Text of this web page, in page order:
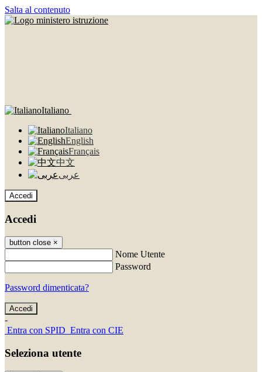
Salta al contenuto
Italiano
Italiano
English
Français
中文
عربى
Accedi
Accedi
button close ×
Nome Utente
Password
Password dimenticata?
-
Entra con SPID Entra con CIE
Seleziona utente